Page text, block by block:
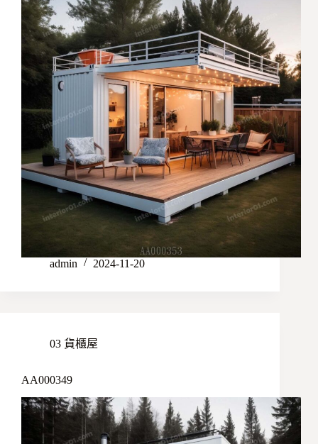
admin 2024-11-20
03 貨櫃屋
AA000349